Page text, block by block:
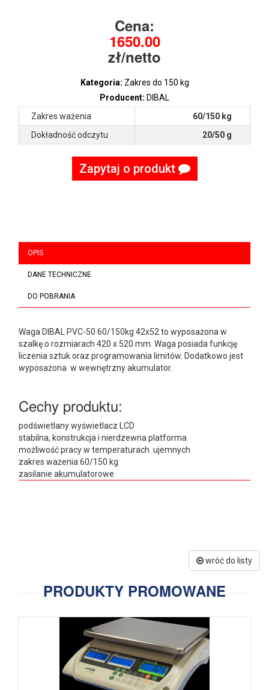
Cena:
1650.00
zł/netto
Kategoria: Zakres do 150 kg
Producent: DIBAL
Zakres ważenia
60/150 kg
Dokładność odczytu
20/50 g
Zapytaj o produkt
OPIS
DANE TECHNICZNE
DO POBRANIA
Waga DIBAL PVC-50 60/150kg 42x52 to wyposażona w
szalkę o rozmiarach 420 x 520 mm. Waga posiada funkcję
liczenia sztuk oraz programowania limitów. Dodatkowo jest
wyposażona w wewnętrzny akumulator.
Cechy produktu:
podświetlany wyświetlacz LCD
stabilna, konstrukcja i nierdzewna platforma
możliwość pracy w temperaturach ujemnych
zakres ważenia 60/150 kg
zasilanie akumulatorowe
wróć do listy
PRODUKTY PROMOWANE